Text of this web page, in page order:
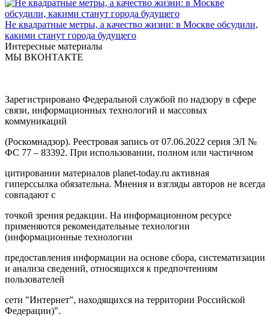
Не квадратные метры, а качество жизни: в Москве обсудили,
какими станут города будущего
Интересные материалы
МЫ ВКОНТАКТЕ
Зарегистрировано Федеральной службой по надзору в сфере
связи, информационных технологий и массовых
коммуникаций
(Роскомнадзор). Реестровая запись от 07.06.2022 серия ЭЛ №
ФС 77 – 83392. При использовании, полном или частичном
цитировании материалов planet-today.ru активная
гиперссылка обязательна. Мнения и взгляды авторов не всегда
совпадают с
точкой зрения редакции. На информационном ресурсе
применяются рекомендательные технологии
(информационные технологии
предоставления информации на основе сбора, систематизации
и анализа сведений, относящихся к предпочтениям
пользователей
сети "Интернет", находящихся на территории Российской
Федерации)".